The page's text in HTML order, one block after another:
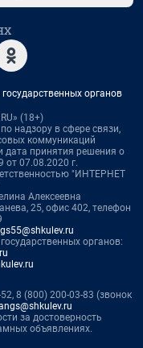
органов
(18+)
надзору в сфере связи,
коммуникаций
дата принятия решения о
07.08.2020 г.
"ИНТЕРНЕТ
Алексеевна
25, офис 402, телефон
органов:
8 (800) 200-03-83 (звонок
за достоверность
объявлениях.